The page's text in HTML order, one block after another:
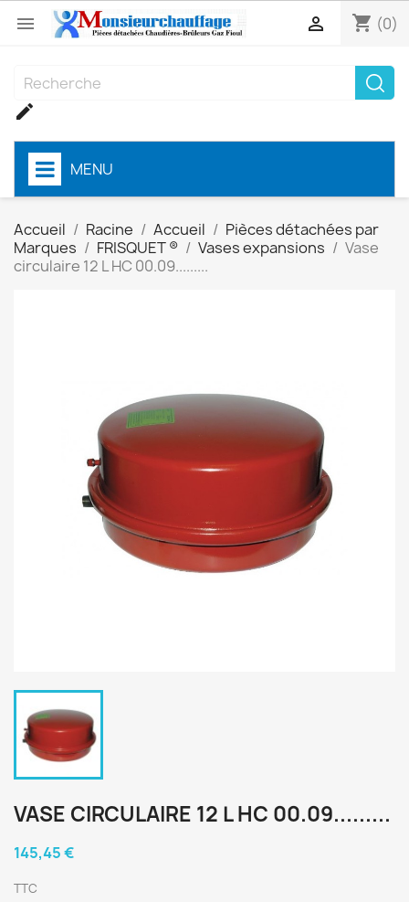
 shopping_cart (0)


MENU
Accueil Racine Accueil
Pièces détachées par
Marques
FRISQUET ® Vases expansions
Vase
circulaire 12 L HC 00.09.........
VASE CIRCULAIRE 12 L HC 00.09.........
145,45 €
TTC